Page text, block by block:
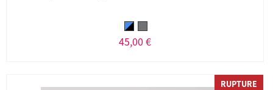
45,00 €
RUPTURE